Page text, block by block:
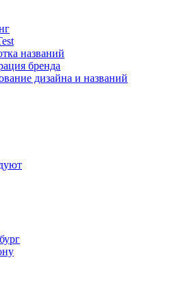
названий
бренда
дизайна и названий